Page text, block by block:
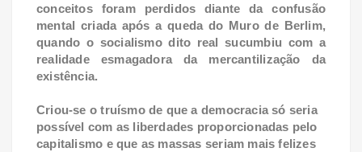
conceitos foram perdidos diante da confusão
mental criada após a queda do Muro de Berlim,
quando o socialismo dito real sucumbiu com a
realidade esmagadora da mercantilização da
existência.
Criou-se o truísmo de que a democracia só seria
possível com as liberdades proporcionadas pelo
capitalismo e que as massas seriam mais felizes